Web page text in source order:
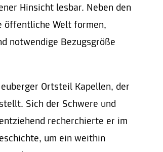
Hinsicht lesbar. Neben den
öffentliche Welt formen,
notwendige Bezugsgröße
Ortsteil Kapellen, der
Sich der Schwere und
recherchierte er im
um ein weithin